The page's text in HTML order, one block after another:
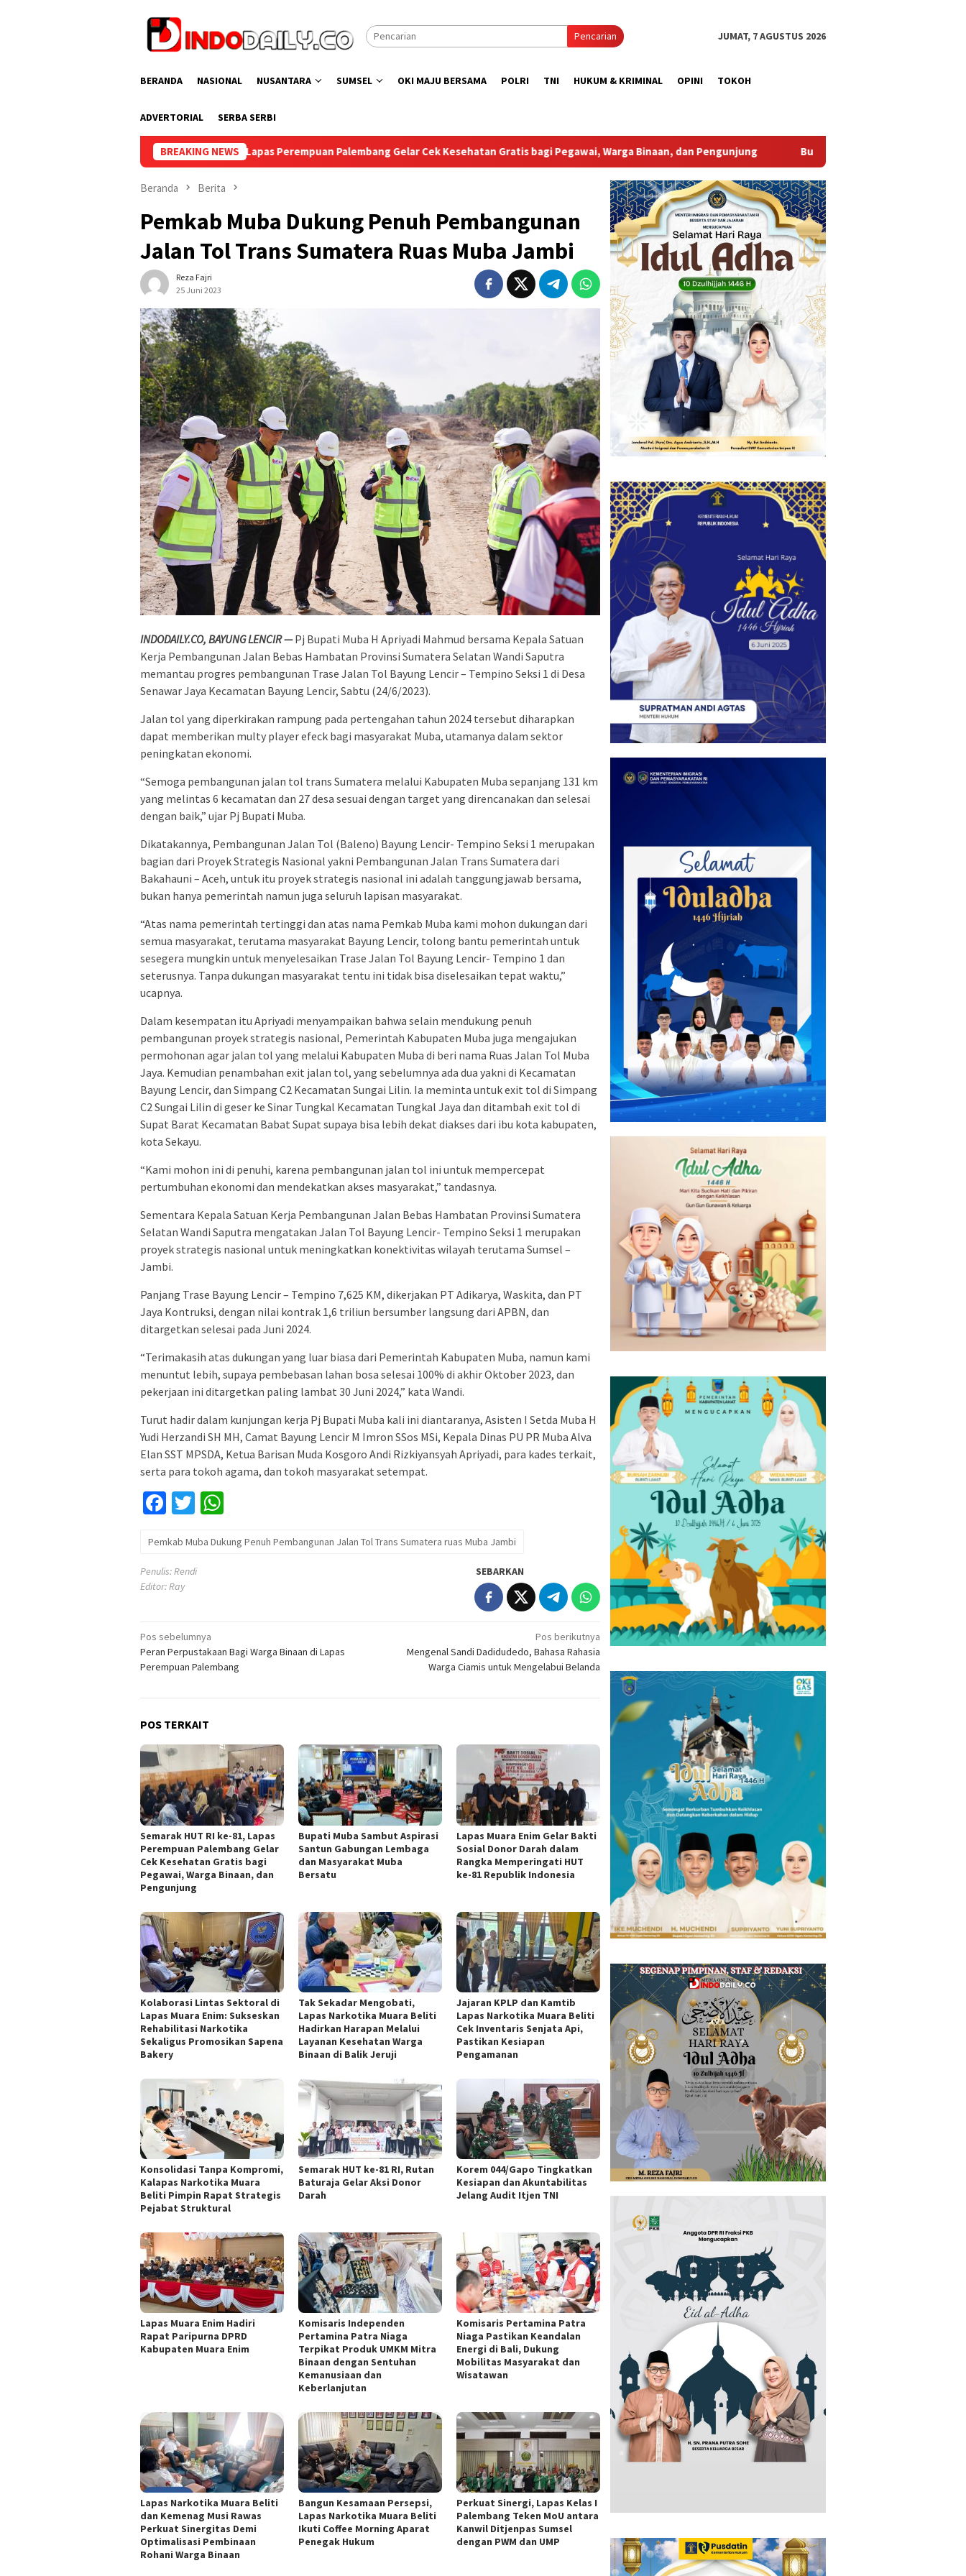
Pencarian JUMAT, 7 AGUSTUS 2026
BERANDA NASIONAL NUSANTARA SUMSEL OKI MAJU BERSAMA POLRI TNI HUKUM & KRIMINAL OPINI TOKOH
ADVERTORIAL SERBA SERBI
BREAKING NEWS
HUT RI ke-81, Lapas Perempuan Palembang Gelar Cek Kesehatan Gratis bagi Pegawai, Warga Binaan, dan Pengunjung Bupati Muba Sambut Aspirasi Santun Gabungan Lembaga dan
Beranda Berita
Pemkab Muba Dukung Penuh Pembangunan
Jalan Tol Trans Sumatera Ruas Muba Jambi
Reza Fajri
25 Juni 2023
INDODAILY.CO, BAYUNG LENCIR —Pj Bupati Muba H Apriyadi Mahmud bersama Kepala Satuan
Kerja Pembangunan Jalan Bebas Hambatan Provinsi Sumatera Selatan Wandi Saputra
memantau progres pembangunan Trase Jalan Tol Bayung Lencir – Tempino Seksi 1 di Desa
Senawar Jaya Kecamatan Bayung Lencir, Sabtu (24/6/2023).
Jalan tol yang diperkirakan rampung pada pertengahan tahun 2024 tersebut diharapkan
dapat memberikan multy player efeck bagi masyarakat Muba, utamanya dalam sektor
peningkatan ekonomi.
“Semoga pembangunan jalan tol trans Sumatera melalui Kabupaten Muba sepanjang 131 km
yang melintas 6 kecamatan dan 27 desa sesuai dengan target yang direncanakan dan selesai
dengan baik,” ujar Pj Bupati Muba.
Dikatakannya, Pembangunan Jalan Tol (Baleno) Bayung Lencir- Tempino Seksi 1 merupakan
bagian dari Proyek Strategis Nasional yakni Pembangunan Jalan Trans Sumatera dari
Bakahauni – Aceh, untuk itu proyek strategis nasional ini adalah tanggungjawab bersama,
bukan hanya pemerintah namun juga seluruh lapisan masyarakat.
“Atas nama pemerintah tertinggi dan atas nama Pemkab Muba kami mohon dukungan dari
semua masyarakat, terutama masyarakat Bayung Lencir, tolong bantu pemerintah untuk
sesegera mungkin untuk menyelesaikan Trase Jalan Tol Bayung Lencir- Tempino 1 dan
seterusnya. Tanpa dukungan masyarakat tentu ini tidak bisa diselesaikan tepat waktu,”
ucapnya.
Dalam kesempatan itu Apriyadi menyampaikan bahwa selain mendukung penuh
pembangunan proyek strategis nasional, Pemerintah Kabupaten Muba juga mengajukan
permohonan agar jalan tol yang melalui Kabupaten Muba di beri nama Ruas Jalan Tol Muba
Jaya. Kemudian penambahan exit jalan tol, yang sebelumnya ada dua yakni di Kecamatan
Bayung Lencir, dan Simpang C2 Kecamatan Sungai Lilin. Ia meminta untuk exit tol di Simpang
C2 Sungai Lilin di geser ke Sinar Tungkal Kecamatan Tungkal Jaya dan ditambah exit tol di
Supat Barat Kecamatan Babat Supat supaya bisa lebih dekat diakses dari ibu kota kabupaten,
kota Sekayu.
“Kami mohon ini di penuhi, karena pembangunan jalan tol ini untuk mempercepat
pertumbuhan ekonomi dan mendekatkan akses masyarakat,” tandasnya.
Sementara Kepala Satuan Kerja Pembangunan Jalan Bebas Hambatan Provinsi Sumatera
Selatan Wandi Saputra mengatakan Jalan Tol Bayung Lencir- Tempino Seksi 1 merupakan
proyek strategis nasional untuk meningkatkan konektivitas wilayah terutama Sumsel –
Jambi.
Panjang Trase Bayung Lencir – Tempino 7,625 KM, dikerjakan PT Adikarya, Waskita, dan PT
Jaya Kontruksi, dengan nilai kontrak 1,6 triliun bersumber langsung dari APBN, dan
ditargetkan selesai pada Juni 2024.
“Terimakasih atas dukungan yang luar biasa dari Pemerintah Kabupaten Muba, namun kami
menuntut lebih, supaya pembebasan lahan bosa selesai 100% di akhir Oktober 2023, dan
pekerjaan ini ditargetkan paling lambat 30 Juni 2024,” kata Wandi.
Turut hadir dalam kunjungan kerja Pj Bupati Muba kali ini diantaranya, Asisten I Setda Muba H
Yudi Herzandi SH MH, Camat Bayung Lencir M Imron SSos MSi, Kepala Dinas PU PR Muba Alva
Elan SST MPSDA, Ketua Barisan Muda Kosgoro Andi Rizkiyansyah Apriyadi, para kades terkait,
serta para tokoh agama, dan tokoh masyarakat setempat.
Facebook
Twitter
Pemkab Muba Dukung Penuh Pembangunan Jalan Tol Trans Sumatera ruas Muba Jambi
Penulis: Rendi
Editor: Ray
SEBARKAN
Navigasi
pos
Pos sebelumnya
Peran Perpustakaan Bagi Warga Binaan di Lapas
Perempuan Palembang
Pos berikutnya
Mengenal Sandi Dadidudedo, Bahasa Rahasia
Warga Ciamis untuk Mengelabui Belanda
POS TERKAIT
Semarak HUT RI ke-81, Lapas
Perempuan Palembang Gelar
Cek Kesehatan Gratis bagi
Pegawai, Warga Binaan, dan
Pengunjung
Bupati Muba Sambut Aspirasi
Santun Gabungan Lembaga
dan Masyarakat Muba
Bersatu
Lapas Muara Enim Gelar Bakti
Sosial Donor Darah dalam
Rangka Memperingati HUT
ke-81 Republik Indonesia
Kolaborasi Lintas Sektoral di
Lapas Muara Enim: Sukseskan
Rehabilitasi Narkotika
Sekaligus Promosikan Sapena
Bakery
Tak Sekadar Mengobati,
Lapas Narkotika Muara Beliti
Hadirkan Harapan Melalui
Layanan Kesehatan Warga
Binaan di Balik Jeruji
Jajaran KPLP dan Kamtib
Lapas Narkotika Muara Beliti
Cek Inventaris Senjata Api,
Pastikan Kesiapan
Pengamanan
Konsolidasi Tanpa Kompromi,
Kalapas Narkotika Muara
Beliti Pimpin Rapat Strategis
Pejabat Struktural
Semarak HUT ke-81 RI, Rutan
Baturaja Gelar Aksi Donor
Darah
Korem 044/Gapo Tingkatkan
Kesiapan dan Akuntabilitas
Jelang Audit Itjen TNI
Lapas Muara Enim Hadiri
Rapat Paripurna DPRD
Kabupaten Muara Enim
Komisaris Independen
Pertamina Patra Niaga
Terpikat Produk UMKM Mitra
Binaan dengan Sentuhan
Kemanusiaan dan
Keberlanjutan
Komisaris Pertamina Patra
Niaga Pastikan Keandalan
Energi di Bali, Dukung
Mobilitas Masyarakat dan
Wisatawan
Lapas Narkotika Muara Beliti
dan Kemenag Musi Rawas
Perkuat Sinergitas Demi
Optimalisasi Pembinaan
Rohani Warga Binaan
Bangun Kesamaan Persepsi,
Lapas Narkotika Muara Beliti
Ikuti Coffee Morning Aparat
Penegak Hukum
Perkuat Sinergi, Lapas Kelas I
Palembang Teken MoU antara
Kanwil Ditjenpas Sumsel
dengan PWM dan UMP